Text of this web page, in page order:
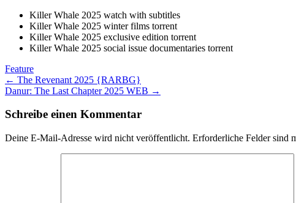
Killer Whale 2025 watch with subtitles
Killer Whale 2025 winter films torrent
Killer Whale 2025 exclusive edition torrent
Killer Whale 2025 social issue documentaries torrent
Feature
Post
navigation
← The Revenant 2025 {RARBG}
Danur: The Last Chapter 2025 WEB →
Schreibe einen Kommentar
Deine E-Mail-Adresse wird nicht veröffentlicht. Erforderliche Felder sind